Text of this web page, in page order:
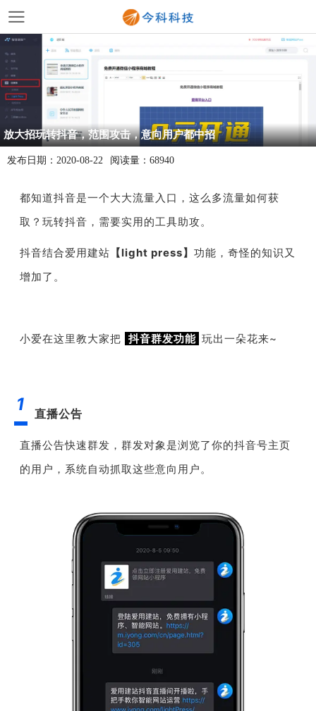
放大招玩转抖音，范围攻击，意向用户都中招
发布日期： 2020-08-22 阅读量： 68940
都知道抖音是一个大大流量入口，这么多流量如何获
取？玩转抖音，需要实用的工具助攻。
抖音结合爱用建站 【light press】 功能，奇怪的知识又
增加了。
小爱在这里教大家把 抖音群发功能 玩出一朵花来~
1 直播公告
直播公告快速群发，群发对象是浏览了你的抖音号主页
的用户，系统自动抓取这些意向用户。